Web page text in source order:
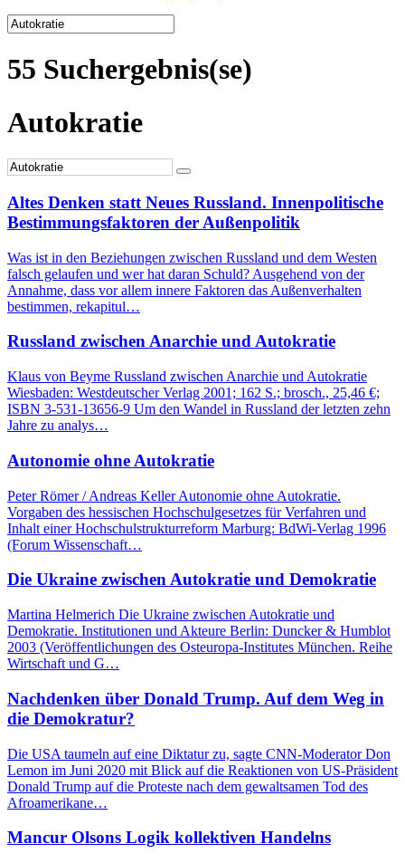
55 Suchergebnis(se)
Autokratie
Altes Denken statt Neues Russland. Innenpolitische
Bestimmungsfaktoren der Außenpolitik
Was ist in den Beziehungen zwischen Russland und dem Westen
falsch gelaufen und wer hat daran Schuld? Ausgehend von der
Annahme, dass vor allem innere Faktoren das Außenverhalten
bestimmen, rekapitul…
Russland zwischen Anarchie und Autokratie
Klaus von Beyme Russland zwischen Anarchie und Autokratie
Wiesbaden: Westdeutscher Verlag 2001; 162 S.; brosch., 25,46 €;
ISBN 3-531-13656-9 Um den Wandel in Russland der letzten zehn
Jahre zu analys…
Autonomie ohne Autokratie
Peter Römer / Andreas Keller Autonomie ohne Autokratie.
Vorgaben des hessischen Hochschulgesetzes für Verfahren und
Inhalt einer Hochschulstrukturreform Marburg: BdWi-Verlag 1996
(Forum Wissenschaft…
Die Ukraine zwischen Autokratie und Demokratie
Martina Helmerich Die Ukraine zwischen Autokratie und
Demokratie. Institutionen und Akteure Berlin: Duncker & Humblot
2003 (Veröffentlichungen des Osteuropa-Institutes München. Reihe
Wirtschaft und G…
Nachdenken über Donald Trump. Auf dem Weg in
die Demokratur?
Die USA taumeln auf eine Diktatur zu, sagte CNN-Moderator Don
Lemon im Juni 2020 mit Blick auf die Reaktionen von US-Präsident
Donald Trump auf die Proteste nach dem gewaltsamen Tod des
Afroamerikane…
Mancur Olsons Logik kollektiven Handelns